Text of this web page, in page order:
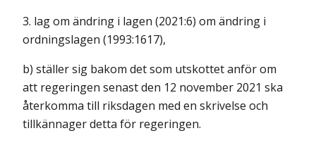
3. lag om ändring i lagen (2021:6) om ändring i
ordningslagen (1993:1617),
b) ställer sig bakom det som utskottet anför om
att regeringen senast den 12 november 2021 ska
återkomma till riksdagen med en skrivelse och
tillkännager detta för regeringen.